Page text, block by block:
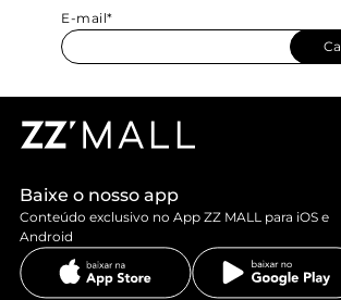
E-mail*
Baixe o nosso app
Conteúdo exclusivo no App ZZ MALL para iOS e
Android